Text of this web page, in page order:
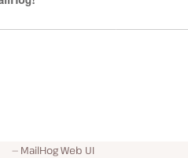
MailHog Web UI